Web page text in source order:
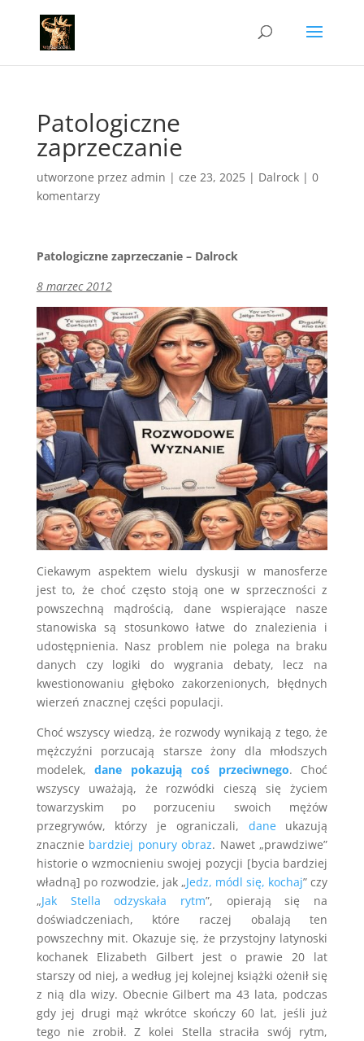
Patologiczne
zaprzeczanie
utworzone przez admin | cze 23, 2025| Dalrock| 0
komentarzy
Patologiczne zaprzeczanie – Dalrock
8 marzec 2012
Ciekawym aspektem wielu dyskusji w manosferze
jest to, że choć często stoją one w sprzeczności z
powszechną mądrością, dane wspierające nasze
stanowiska są stosunkowo łatwe do znalezienia i
udostępnienia. Nasz problem nie polega na braku
danych czy logiki do wygrania debaty, lecz na
kwestionowaniu głęboko zakorzenionych, błędnych
wierzeń znacznej części populacji.
Choć wszyscy wiedzą, że rozwody wynikają z tego, że
mężczyźni porzucają starsze żony dla młodszych
modelek,dane pokazują coś przeciwnego. Choć
wszyscy uważają, że rozwódki cieszą się życiem
towarzyskim po porzuceniu swoich mężów
przegrywów, którzy je ograniczali, daneukazują
znacznie bardziej ponury obraz. Nawet „prawdziwe”
historie o wzmocnieniu swojej pozycji [bycia bardziej
władną] po rozwodzie, jak „Jedz, módl się, kochaj” czy
„Jak Stella odzyskała rytm”, opierają się na
doświadczeniach, które raczej obalają ten
powszechny mit. Okazuje się, że przystojny latynoski
kochanek Elizabeth Gilbert jest o prawie 20 lat
starszy od niej, a według jej kolejnej książki ożenił się
z nią dla wizy. Obecnie Gilbert ma 43 lata, podczas
gdy jej drugi mąż wkrótce skończy 60 lat, jeśli już
tego nie zrobił. Z kolei Stella straciła swój rytm,